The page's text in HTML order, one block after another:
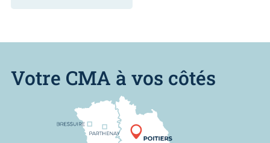
Votre CMA à vos côtés